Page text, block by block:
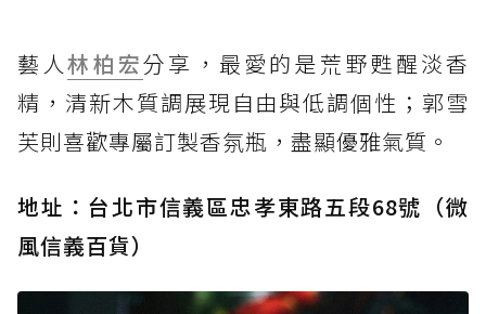
藝人林柏宏分享，最愛的是荒野甦醒淡香
精，清新木質調展現自由與低調個性；郭雪
芙則喜歡專屬訂製香氛瓶，盡顯優雅氣質。
地址：台北市信義區忠孝東路五段68號（微
風信義百貨）